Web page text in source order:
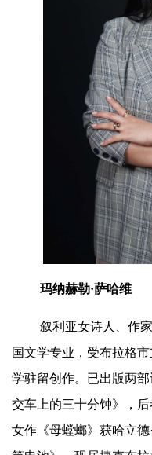
玛纳赫勒·萨哈维
叙利亚女诗人、作
国文学专业，受布拉格
学驻留创作。已出版两
交车上的三十分钟》，
女作《母螳螂》获哈立